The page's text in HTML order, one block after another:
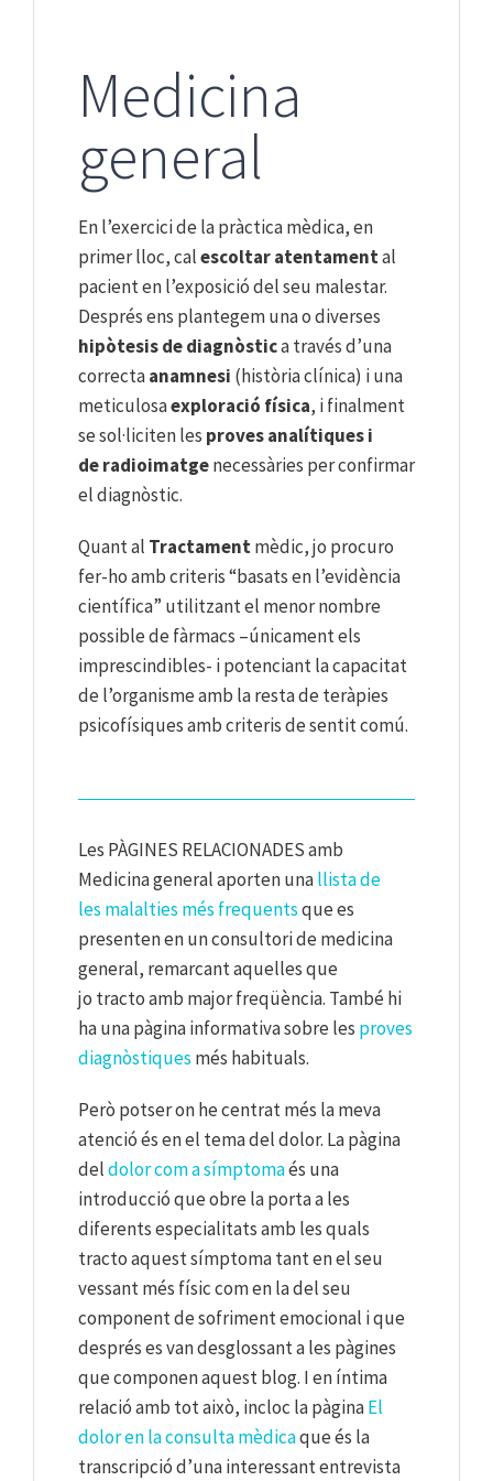
Medicina
general
En l’exercici de la pràctica mèdica, en
primer lloc, calescoltar atentamental
pacient en l’exposició del seu malestar.
Després ens plantegem una o diverses
hipòtesis de diagnòstica través d’una
correctaanamnesi (història clínica) i una
meticulosaexploració física, i finalment
se sol·liciten les proves analítiques i
de radioimatgenecessàries per confirmar
el diagnòstic.
Quant al Tractamentmèdic, jo procuro
fer-ho amb criteris “basats en l’evidència
científica” utilitzant el menor nombre
possible de fàrmacs –únicament els
imprescindibles- i potenciant la capacitat
de l’organisme amb la resta de teràpies
psicofísiques amb criteris de sentit comú.
Les PÀGINES RELACIONADES amb
Medicina general aporten unallista de
les malalties més frequentsque es
presenten en un consultori de medicina
general, remarcant aquelles que
jo tracto amb major freqüència. També hi
ha una pàgina informativa sobre les proves
diagnòstiques més habituals.
Però potser on he centrat més la meva
atenció és en el tema del dolor. La pàgina
deldolor com a símptomaés una
introducció que obre la porta a les
diferents especialitats amb les quals
tracto aquest símptoma tant en el seu
vessant més físic com en la del seu
component de sofriment emocional i que
després es van desglossant a les pàgines
que componen aquest blog. I en íntima
relació amb tot això, incloc la pàginaEl
dolor en la consulta mèdicaque és la
transcripció d’una interessant entrevista